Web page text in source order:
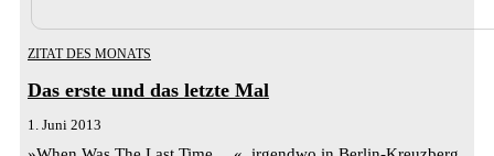
ZITAT DES MONATS
Das erste und das letzte Mal
1. Juni 2013